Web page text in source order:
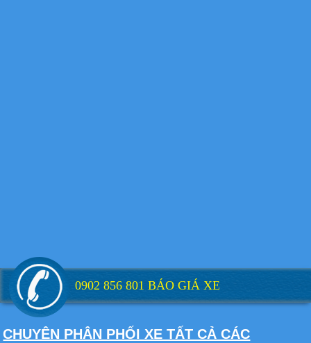
0902 856 801 BÁO GIÁ XE
CHUYÊN PHÂN PHỐI XE TẤT CẢ CÁC